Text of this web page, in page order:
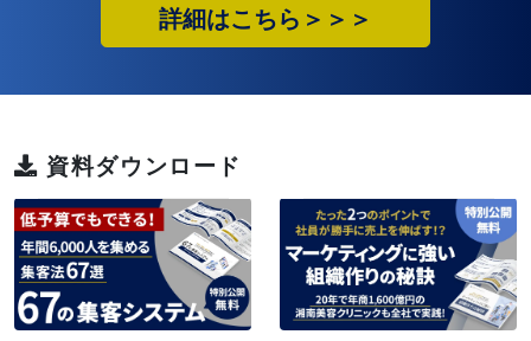
詳細はこちら＞＞＞
資料ダウンロード